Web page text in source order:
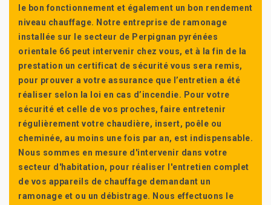
le bon fonctionnement et également un bon rendement
niveau chauffage. Notre entreprise de ramonage
installée sur le secteur de Perpignan pyrénées
orientale 66 peut intervenir chez vous, et à la fin de la
prestation un certificat de sécurité vous sera remis,
pour prouver a votre assurance que l’entretien a été
réaliser selon la loi en cas d’incendie. Pour votre
sécurité et celle de vos proches, faire entretenir
régulièrement votre chaudière, insert, poêle ou
cheminée, au moins une fois par an, est indispensable.
Nous sommes en mesure d'intervenir dans votre
secteur d'habitation, pour réaliser l'entretien complet
de vos appareils de chauffage demandant un
ramonage et ou un débistrage. Nous effectuons le